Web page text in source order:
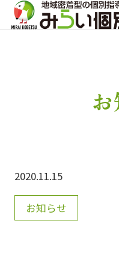
2020.11.15
お知らせ